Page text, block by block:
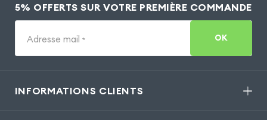
5% OFFERTS SUR VOTRE PREMIÈRE COMMANDE
Adresse mail * OK
INFORMATIONS CLIENTS